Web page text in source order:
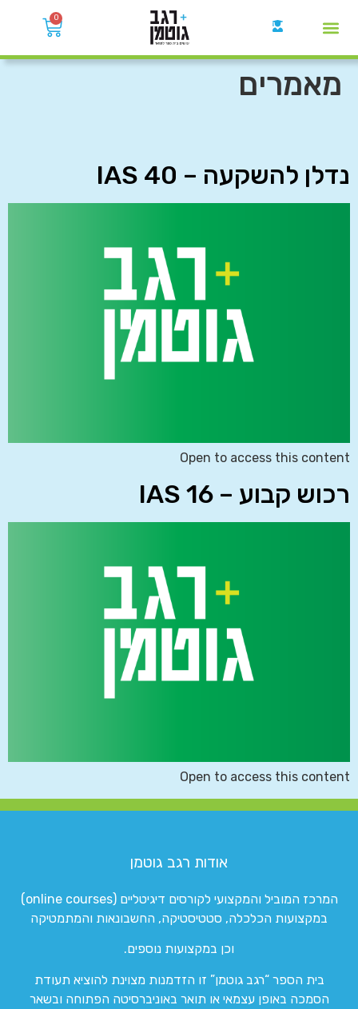
0
מאמרים
נדלן להשקעה – IAS 40
Open to access this content
רכוש קבוע – IAS 16
Open to access this content
אודות רגב גוטמן
המרכז המוביל והמקצועי לקורסים דיגיטליים (online courses)
במקצועות הכלכלה, סטטיסטיקה, החשבונאות והמתמטיקה
וכן במקצועות נוספים.
בית הספר “רגב גוטמן” זו הזדמנות מצוינת להוציא תעודת
הסמכה באופן עצמאי או תואר באוניברסיטה הפתוחה ובשאר